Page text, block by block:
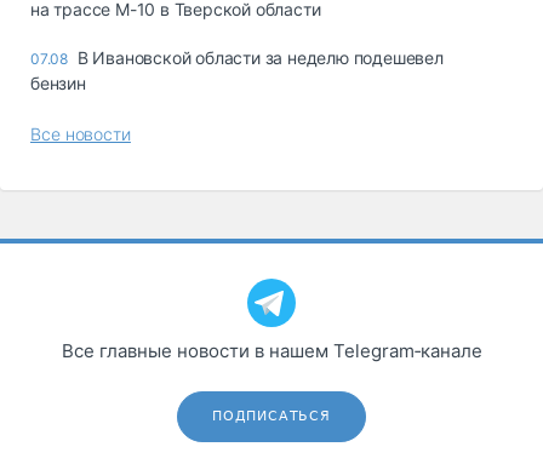
на трассе М-10 в Тверской области
07.08 В Ивановской области за неделю подешевел
бензин
Все новости
Все главные новости в нашем Telegram‑канале
ПОДПИСАТЬСЯ